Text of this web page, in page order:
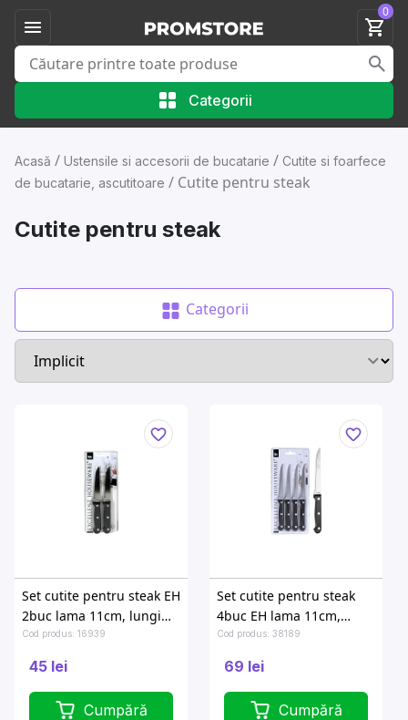
Categorii
0
Acasă / Ustensile si accesorii de bucatarie / Cutite si foarfece
de bucatarie, ascutitoare / Cutite pentru steak
Cutite pentru steak
Categorii
Set cutite pentru steak EH
2buc lama 11cm, lungime
21cm
Cod produs: 16939
45 lei
Cumpără
Set cutite pentru steak
4buc EH lama 11cm,
lungime 21cm
Cod produs: 38189
69 lei
Cumpără